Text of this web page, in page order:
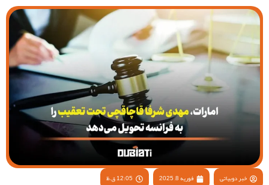
خبر دوبیاتی فوریه 8, 2025 12:05 ق.ظ